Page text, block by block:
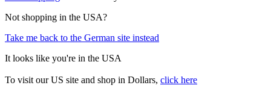
Not shopping in the USA?
Take me back to the German site instead
It looks like you're in the USA
To visit our US site and shop in Dollars, click here